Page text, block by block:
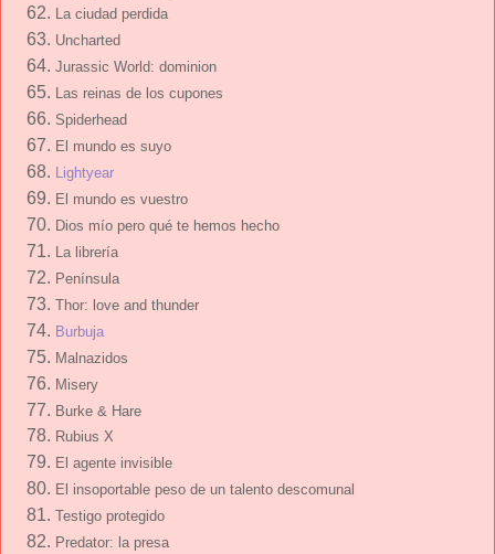
La ciudad perdida
Uncharted
Jurassic World: dominion
Las reinas de los cupones
Spiderhead
El mundo es suyo
Lightyear
El mundo es vuestro
Dios mío pero qué te hemos hecho
La librería
Península
Thor: love and thunder
Burbuja
Malnazidos
Misery
Burke & Hare
Rubius X
El agente invisible
El insoportable peso de un talento descomunal
Testigo protegido
Predator: la presa